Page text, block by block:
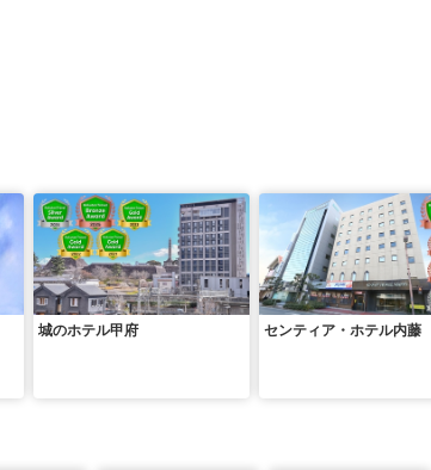
城のホテル甲府 センティア・ホテル内藤